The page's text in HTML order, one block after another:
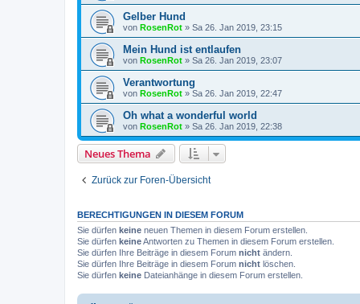
Gelber Hund
von RosenRot » Sa 26. Jan 2019, 23:15
Mein Hund ist entlaufen
von RosenRot » Sa 26. Jan 2019, 23:07
Verantwortung
von RosenRot » Sa 26. Jan 2019, 22:47
Oh what a wonderful world
von RosenRot » Sa 26. Jan 2019, 22:38
Neues Thema
Zurück zur Foren-Übersicht
BERECHTIGUNGEN IN DIESEM FORUM
Sie dürfen keine neuen Themen in diesem Forum erstellen.
Sie dürfen keineAntworten zu Themen in diesem Forum erstellen.
Sie dürfen Ihre Beiträge in diesem Forum nicht ändern.
Sie dürfen Ihre Beiträge in diesem Forum nicht löschen.
Sie dürfen keine Dateianhänge in diesem Forum erstellen.